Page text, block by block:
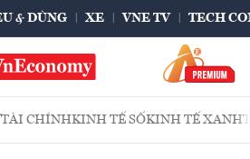
& DÙNG XE VNE TV TECH
TÀI CHÍNHKINH TẾ SỐKINH TẾ XANH